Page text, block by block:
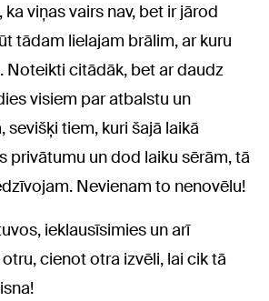
viņas vairs nav, bet ir jārod
tādam lielajam brālim, ar kuru
Noteikti citādāk, bet ar daudz
visiem par atbalstu un
sevišķi tiem, kuri šajā laikā
privātumu un dod laiku sērām, tā
Nevienam to nenovēlu!
ieklausīsimies un arī
cienot otra izvēli, lai cik tā